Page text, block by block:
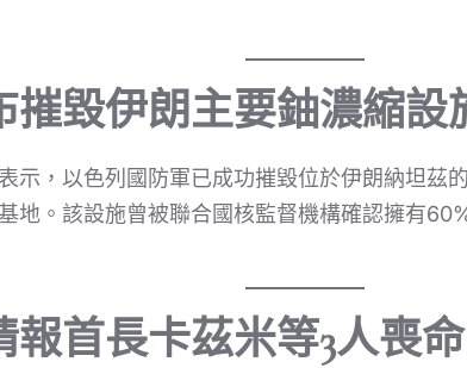
摧毀伊朗主要鈾濃縮設
示，以色列國防軍已成功摧毀位於伊朗納坦茲
地。該設施曾被聯合國核監督機構確認擁有
報首長卡茲米等3人喪